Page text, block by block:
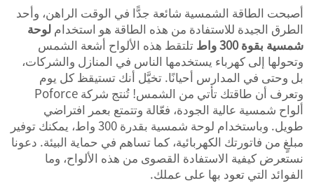
المنتجات
الخدمات
الأخبار
اتصل بنا
أصبحت الطاقة الشمسية شائعة جدًّا في الوقت الراهن، وأحد
الطرق الجيدة للاستفادة من هذه الطاقة هو استخدام لوحة
شمسية بقوة 300 واط
تلتقط هذه الألواح أشعة الشمس
وتحولها إلى كهرباء يستخدمها الناس في المنازل والشركات،
بل وحتى في المدارس أحيانًا. تخيَّل أنك تستيقظ كل يوم
وتعرف أن طاقتك تأتي من الشمس! تُنتج شركة Poforce
ألواح شمسية عالية الجودة، فعّالة وتتمتع بعمر افتراضي
طويل. وباستخدام لوحة شمسية بقدرة 300 واط، يمكنك توفير
مبلغٍ من فاتورتك الكهربائية، كما تساهم في حماية البيئة. دعونا
نستعرض كيفية الاستفادة القصوى من هذه الألواح، وما
الفوائد التي تعود بها على عملك.